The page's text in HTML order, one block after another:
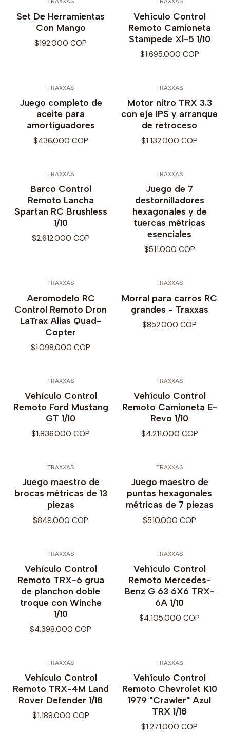
Set De Herramientas
Con Mango
$192.000 COP
Vehículo Control
Remoto Camioneta
Stampede Xl-5 1/10
$1.695.000 COP
TRAXXAS
Juego completo de
aceite para
amortiguadores
$436.000 COP
TRAXXAS
Motor nitro TRX 3.3
con eje IPS y arranque
de retroceso
$1.132.000 COP
TRAXXAS
Barco Control
Remoto Lancha
Spartan RC Brushless
1/10
$2.612.000 COP
TRAXXAS
Juego de 7
destornilladores
hexagonales y de
tuercas métricas
esenciales
$511.000 COP
TRAXXAS
Aeromodelo RC
Control Remoto Dron
LaTrax Alias Quad-
Copter
$1.098.000 COP
TRAXXAS
Morral para carros RC
grandes - Traxxas
$852.000 COP
TRAXXAS
Vehículo Control
Remoto Ford Mustang
GT 1/10
$1.836.000 COP
TRAXXAS
Vehículo Control
Remoto Camioneta E-
Revo 1/10
$4.211.000 COP
TRAXXAS
Juego maestro de
brocas métricas de 13
piezas
$849.000 COP
TRAXXAS
Juego maestro de
puntas hexagonales
métricas de 7 piezas
$510.000 COP
TRAXXAS
Vehículo Control
Remoto TRX-6 grua
de planchon doble
troque con Winche
1/10
$4.398.000 COP
TRAXXAS
Vehículo Control
Remoto Mercedes-
Benz G 63 6X6 TRX-
6A 1/10
$4.105.000 COP
TRAXXAS
Vehículo Control
Remoto TRX-4M Land
Rover Defender 1/18
$1.188.000 COP
TRAXXAS
Vehículo Control
Remoto Chevrolet K10
1979 "Crawler" Azul
TRX 1/18
$1.271.000 COP